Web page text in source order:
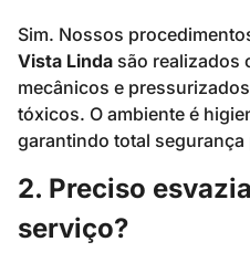
Sim. Nossos
Vista Linda são realizados
mecânicos e
tóxicos. O ambiente é
garantindo total
2. Preciso
serviço?